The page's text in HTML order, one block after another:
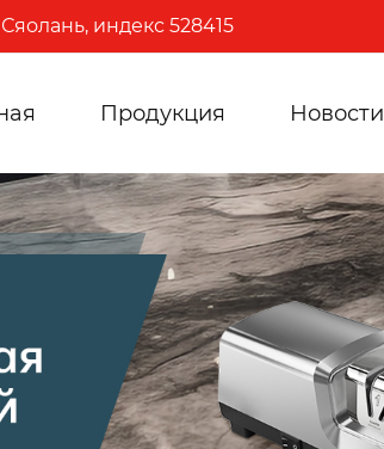
индекс 528415
Продукция Новости